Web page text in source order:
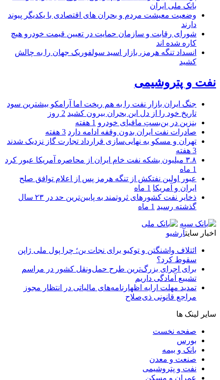
بانک ملی ایران
وضعیت معیشت مردم و بحران های اقتصادی با یکدیگر پیوند
دارند
شورای رقابت و سازمان حمایت در تعیین قیمت خودرو هیچ
کاره شده اند
انسداد تنگه هرمز، بازار اسید سولفوریک جهان را به چالش
کشید
نفت و پتروشیمی
جنگ ایران بازار نفت را به هم ریخت اما آرامکو بیشترین سود
تاریخ خود را از دل این بحران بیرون کشید 2 روز
بنزین در بن‌بستِ مافیای خودرو 1 هفته
صادرات نفت ایران بدون وقفه ادامه دارد 3 هفته
تهران و مسکو به نهایی‌سازی قرارداد تجارت گاز نزدیک شدند
3 هفته
۳.۸ میلیون بشکه نفت خام ایران از محاصره آمریکا عبور کرد
1 ماه
عبور اولین نفتکش از تنگه هرمز پس از اعلام توافق صلح
ایران و آمریکا 1 ماه
ذخایر نفت کشورهای ثروتمند به پایین‌ترین حد در ۲۳ سال
گذشته رسید 1 ماه
اخبار سایتآرشیو
ائتلاف واشنگتن و توکیو برای نجات ین؛ چرا پول ملی ژاپن
سقوط کرد؟
برای اجرای بزرگ‌ترین طرح حمل‌ونقل کشور در مراسم
تشییع آمادگی داریم
تمدید مهلت ارایه اظهارنامه‌های مالیاتی در انتظار مجوز
مراجع قانونی ذی‌‏صلاح
سایر لینک ها
صفحه نخست
بورس
بانک و بیمه
صنعت و معدن
نفت و پتروشیمی
عمران و مسکن